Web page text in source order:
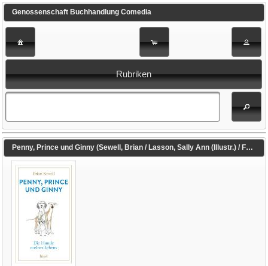
Genossenschaft Buchhandlung Comedia
Rubriken
Penny, Prince und Ginny (Sewell, Brian / Lasson, Sally Ann (Illustr.) / Feldmann, Claudia (Übers.))